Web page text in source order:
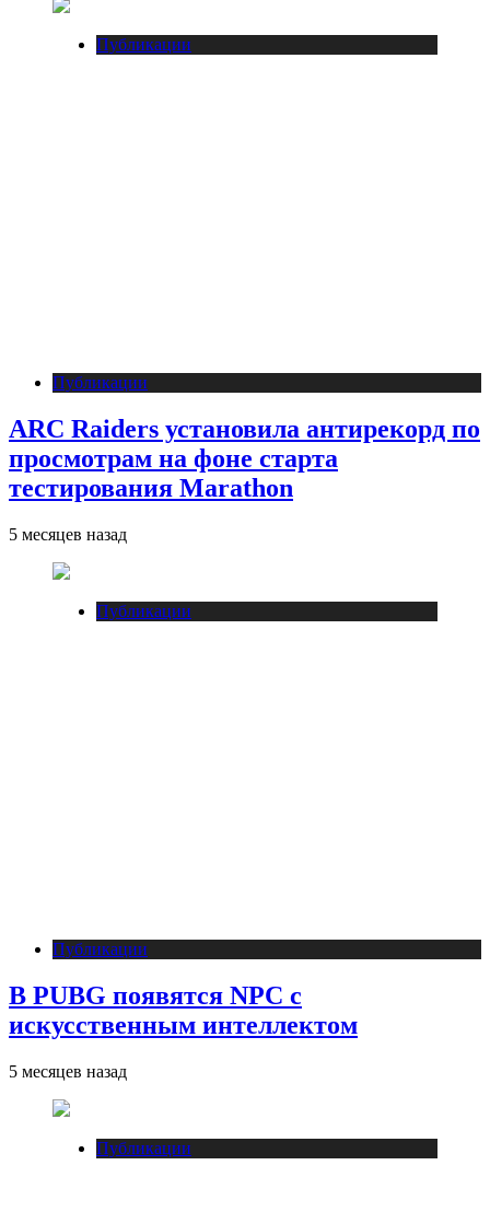
Публикации
Публикации
ARC Raiders установила антирекорд по
просмотрам на фоне старта
тестирования Marathon
5 месяцев назад
Публикации
Публикации
В PUBG появятся NPC с
искусственным интеллектом
5 месяцев назад
Публикации